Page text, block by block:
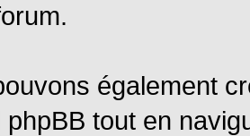
également
phpBB tout en